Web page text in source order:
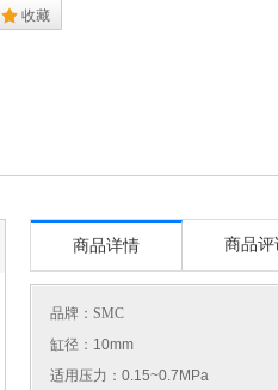
. 收藏
商品详情 商品评
品牌： SMC
缸径：10mm
适用压力：0.15~0.7MPa